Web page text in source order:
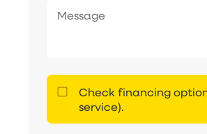
Check financing
service).